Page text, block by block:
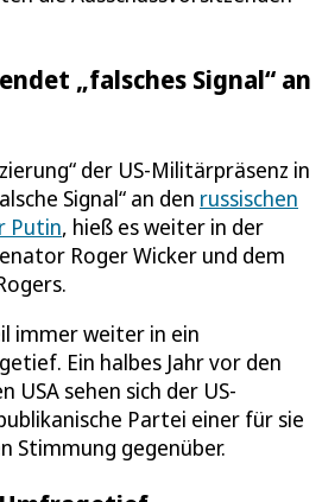
„falsches Signal“ an
der US-Militärpräsenz in
Signal“ an den russischen
Putin, hieß es weiter in der
Roger Wicker und dem
immer weiter in ein
Ein halbes Jahr vor den
USA sehen sich der US-
Partei einer für sie
Stimmung gegenüber.